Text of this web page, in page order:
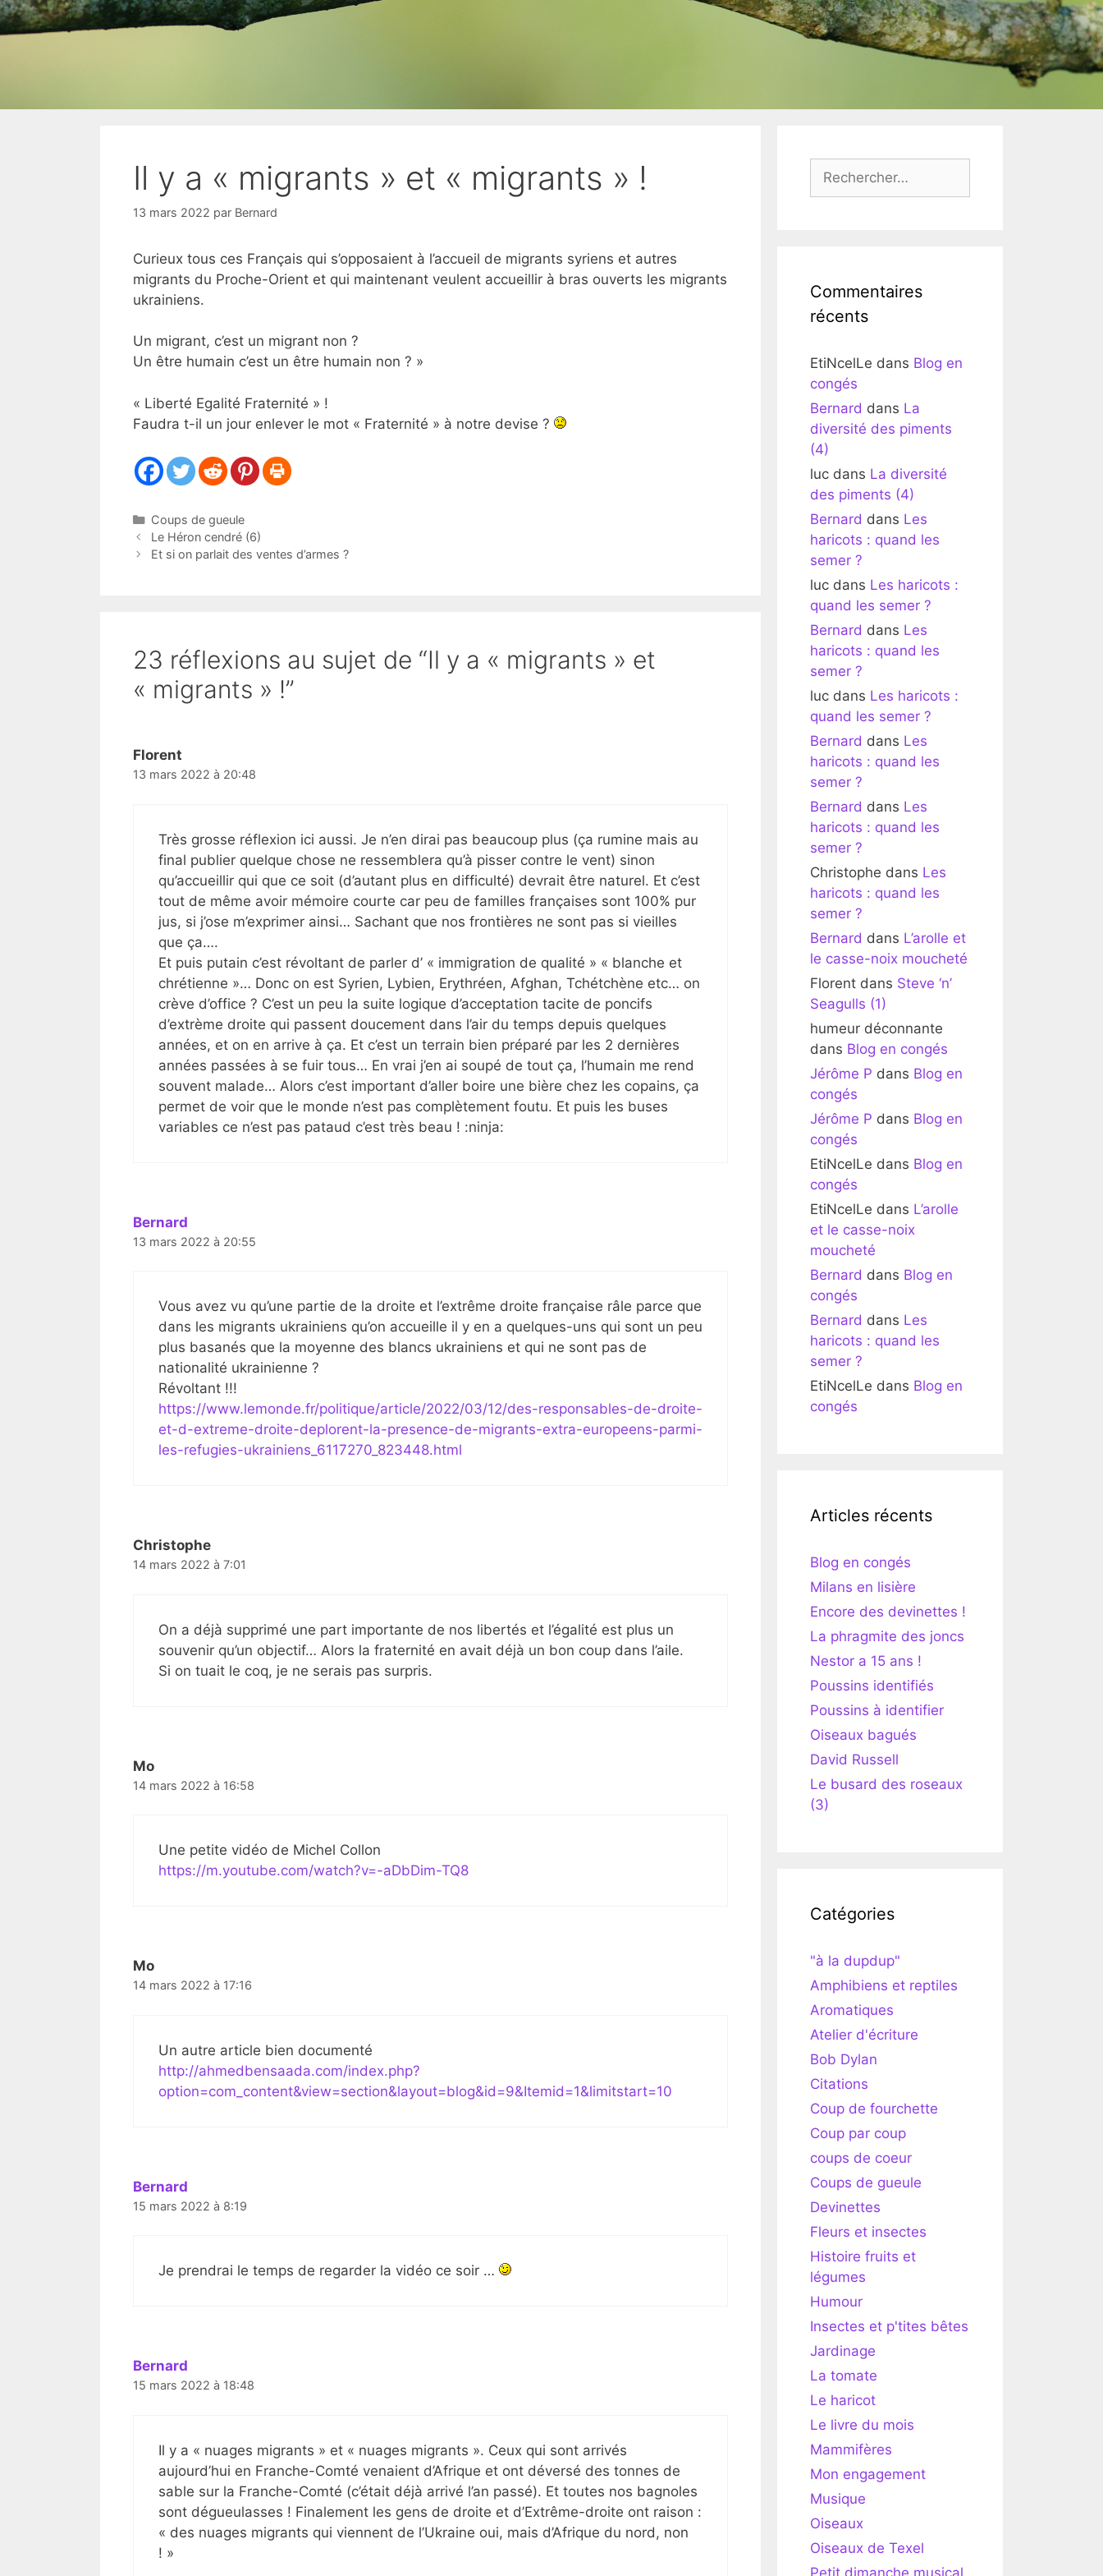
Il y a « migrants » et « migrants » !
13 mars 2022 par Bernard
Curieux tous ces Français qui s’opposaient à l’accueil de migrants syriens et autres
migrants du Proche-Orient et qui maintenant veulent accueillir à bras ouverts les migrants
ukrainiens.
Un migrant, c’est un migrant non ?
Un être humain c’est un être humain non ? »
« Liberté Egalité Fraternité » !
Faudra t-il un jour enlever le mot « Fraternité » à notre devise ?
Catégories
Coups de gueule
Le Héron cendré (6)
Et si on parlait des ventes d’armes ?
23 réflexions au sujet de “Il y a « migrants » et
« migrants » !”
Florent
13 mars 2022 à 20:48
Très grosse réflexion ici aussi. Je n’en dirai pas beaucoup plus (ça rumine mais au
final publier quelque chose ne ressemblera qu’à pisser contre le vent) sinon
qu’accueillir qui que ce soit (d’autant plus en difficulté) devrait être naturel. Et c’est
tout de même avoir mémoire courte car peu de familles françaises sont 100% pur
jus, si j’ose m’exprimer ainsi… Sachant que nos frontières ne sont pas si vieilles
que ça….
Et puis putain c’est révoltant de parler d’ « immigration de qualité » « blanche et
chrétienne »… Donc on est Syrien, Lybien, Erythréen, Afghan, Tchétchène etc… on
crève d’office ? C’est un peu la suite logique d’acceptation tacite de poncifs
d’extrème droite qui passent doucement dans l’air du temps depuis quelques
années, et on en arrive à ça. Et c’est un terrain bien préparé par les 2 dernières
années passées à se fuir tous… En vrai j’en ai soupé de tout ça, l’humain me rend
souvent malade… Alors c’est important d’aller boire une bière chez les copains, ça
permet de voir que le monde n’est pas complètement foutu. Et puis les buses
variables ce n’est pas pataud c’est très beau ! :ninja:
Bernard
13 mars 2022 à 20:55
Vous avez vu qu’une partie de la droite et l’extrême droite française râle parce que
dans les migrants ukrainiens qu’on accueille il y en a quelques-uns qui sont un peu
plus basanés que la moyenne des blancs ukrainiens et qui ne sont pas de
nationalité ukrainienne ?
Révoltant !!!
https://www.lemonde.fr/politique/article/2022/03/12/des-responsables-de-droite-
et-d-extreme-droite-deplorent-la-presence-de-migrants-extra-europeens-parmi-
les-refugies-ukrainiens_6117270_823448.html
Christophe
14 mars 2022 à 7:01
On a déjà supprimé une part importante de nos libertés et l’égalité est plus un
souvenir qu’un objectif… Alors la fraternité en avait déjà un bon coup dans l’aile.
Si on tuait le coq, je ne serais pas surpris.
Mo
14 mars 2022 à 16:58
Une petite vidéo de Michel Collon
https://m.youtube.com/watch?v=-aDbDim-TQ8
Mo
14 mars 2022 à 17:16
Un autre article bien documenté
http://ahmedbensaada.com/index.php?
option=com_content&view=section&layout=blog&id=9&Itemid=1&limitstart=10
Bernard
15 mars 2022 à 8:19
Je prendrai le temps de regarder la vidéo ce soir …
Bernard
15 mars 2022 à 18:48
Il y a « nuages migrants » et « nuages migrants ». Ceux qui sont arrivés
aujourd’hui en Franche-Comté venaient d’Afrique et ont déversé des tonnes de
sable sur la Franche-Comté (c’était déjà arrivé l’an passé). Et toutes nos bagnoles
sont dégueulasses ! Finalement les gens de droite et d’Extrême-droite ont raison :
« des nuages migrants qui viennent de l’Ukraine oui, mais d’Afrique du nord, non
! »
Commentaires
récents
EtiNcelLe dans Blog en
congés
Bernard dans La
diversité des piments
(4)
luc dans La diversité
des piments (4)
Bernard dans Les
haricots : quand les
semer ?
luc dans Les haricots :
quand les semer ?
Bernard dans Les
haricots : quand les
semer ?
luc dans Les haricots :
quand les semer ?
Bernard dans Les
haricots : quand les
semer ?
Bernard dans Les
haricots : quand les
semer ?
Christophe dans Les
haricots : quand les
semer ?
Bernard dans L’arolle et
le casse-noix moucheté
Florent dans Steve ‘n’
Seagulls (1)
humeur déconnante
dans Blog en congés
Jérôme P dans Blog en
congés
Jérôme P dans Blog en
congés
EtiNcelLe dans Blog en
congés
EtiNcelLe dans L’arolle
et le casse-noix
moucheté
Bernard dans Blog en
congés
Bernard dans Les
haricots : quand les
semer ?
EtiNcelLe dans Blog en
congés
Articles récents
Blog en congés
Milans en lisière
Encore des devinettes !
La phragmite des joncs
Nestor a 15 ans !
Poussins identifiés
Poussins à identifier
Oiseaux bagués
David Russell
Le busard des roseaux
(3)
Catégories
"à la dupdup"
Amphibiens et reptiles
Aromatiques
Atelier d'écriture
Bob Dylan
Citations
Coup de fourchette
Coup par coup
coups de coeur
Coups de gueule
Devinettes
Fleurs et insectes
Histoire fruits et
légumes
Humour
Insectes et p'tites bêtes
Jardinage
La tomate
Le haricot
Le livre du mois
Mammifères
Mon engagement
Musique
Oiseaux
Oiseaux de Texel
Petit dimanche musical